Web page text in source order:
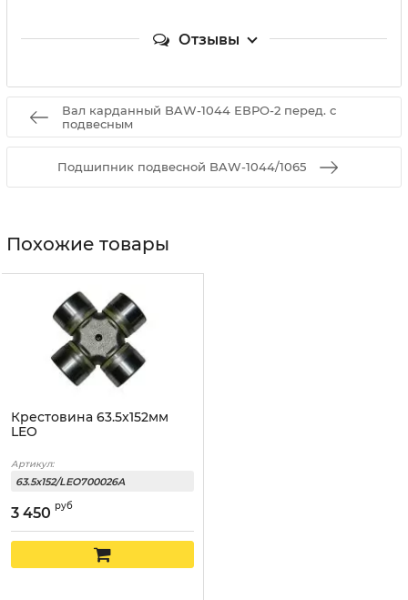
Отзывы
Вал карданный BAW-1044 ЕВРО-2 перед. с
подвесным
Подшипник подвесной BAW-1044/1065
Похожие товары
Крестовина 63.5x152мм
LEO
Артикул:
63.5x152/LEO700026A
3 450 руб